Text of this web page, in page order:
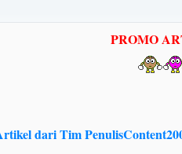
PROMO
dari Tim